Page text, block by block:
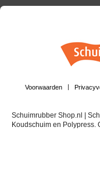
Voorwaarden
Schuimrubber Shop.nl |
Koudschuim en Polypress.